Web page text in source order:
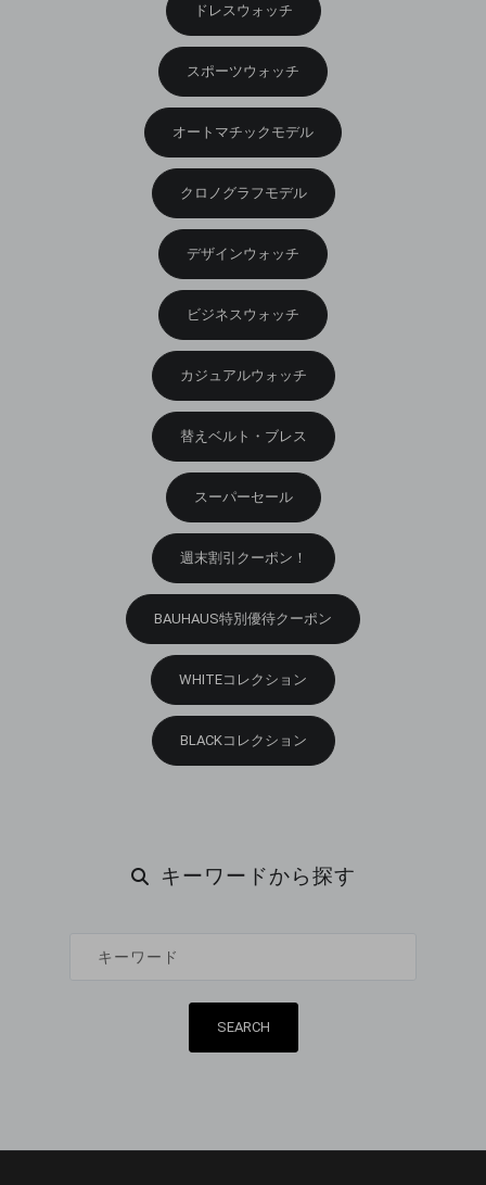
ドレスウォッチ
スポーツウォッチ
オートマチックモデル
クロノグラフモデル
デザインウォッチ
ビジネスウォッチ
カジュアルウォッチ
替えベルト・ブレス
スーパーセール
週末割引クーポン！
BAUHAUS特別優待クーポン
WHITEコレクション
BLACKコレクション
キーワードから探す